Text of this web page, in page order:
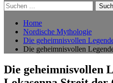
Suchen
nach:
Home
Nordische Mythologie
Die geheimnisvollen
Die geheimnisvollen
Die geheimnisvollen